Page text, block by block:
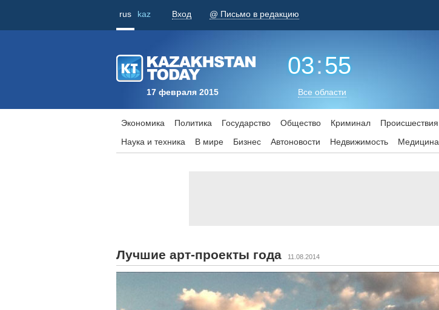
rus kaz Вход @ Письмо в редакцию
17 февраля 2015
03:55
Все области
Экономика Политика Государство Общество Криминал Происшествия
Наука и техника
В мире Бизнес Aвтоновости Недвижимость Медицина
Лучшие арт-проекты года 11.08.2014